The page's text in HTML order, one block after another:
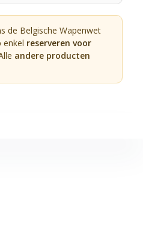
de Belgische Wapenwet
enkel reserveren voor
andere producten